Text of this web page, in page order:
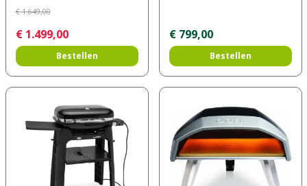
€ 1.649,00
€ 1.499,00
Bestellen
€ 799,00
Bestellen